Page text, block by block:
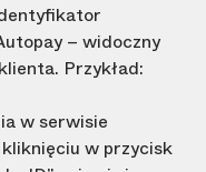
– widoczny
Przykład:
w serwisie
w przycisk